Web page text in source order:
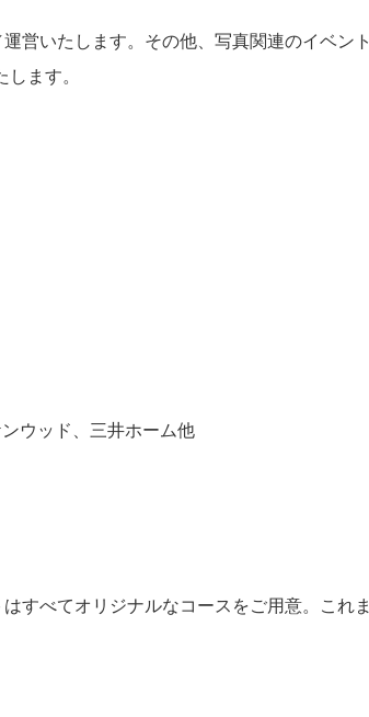
営いたします。その他、写真関連のイベント
ます。
ウッド、三井ホーム他
すべてオリジナルなコースをご用意。これま